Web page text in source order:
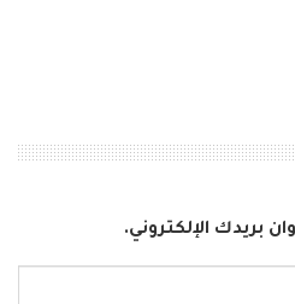
بريدك الإلكتروني.